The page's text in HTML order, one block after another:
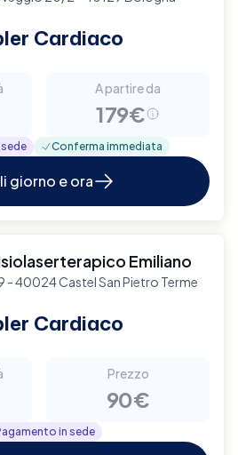
Cardiaco
A partire da
179€
Conferma immediata
giorno e ora
Emiliano
- 40024 Castel San Pietro Terme
Cardiaco
Prezzo
90€
in sede